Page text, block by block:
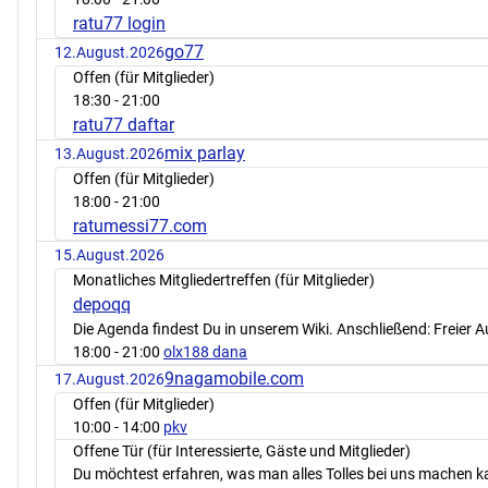
ratu77 login
12.August.2026go77
Offen (für Mitglieder)
18:30 - 21:00
ratu77 daftar
13.August.2026mix parlay
Offen (für Mitglieder)
18:00 - 21:00
ratumessi77.com
15.August.2026
Monatliches Mitgliedertreffen (für Mitglieder)
depoqq
Die Agenda findest Du in unserem Wiki. Anschließend: Freier
18:00 - 21:00 olx188 dana
17.August.20269nagamobile.com
Offen (für Mitglieder)
10:00 - 14:00 pkv
Offene Tür (für Interessierte, Gäste und Mitglieder)
Du möchtest erfahren, was man alles Tolles bei uns machen